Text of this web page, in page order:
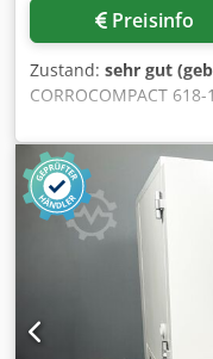
Preisinfo
Zustand: sehr gut
CORROCOMPACT
Hersteller: ERICHSEN
CORROCOMPACT
Korrosionsprüfanlage
Prüfkammervolumen:
gebrauchte ERICHSEN
Siemens SIMATIC
professionelle
für Prüflabore, die